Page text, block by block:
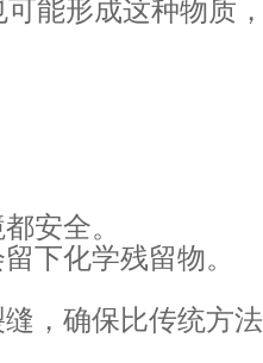
可能形成这种物质
安全。
下化学残留物。
，确保比传统方法